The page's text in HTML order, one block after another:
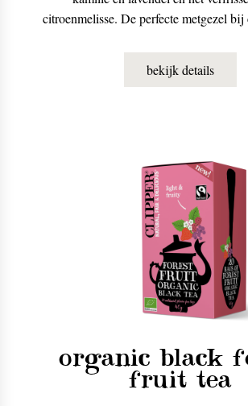
citroenmelisse. De perfecte metgezel bij
bekijk details
organic black
fruit tea